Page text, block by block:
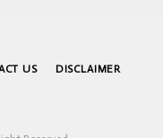
US DISCLAIMER